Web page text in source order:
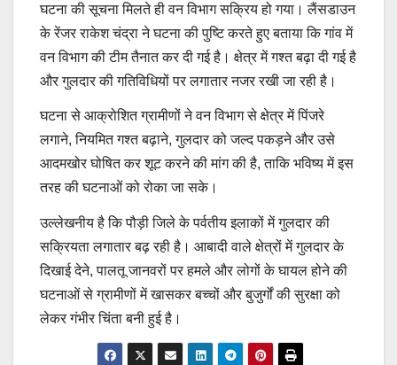
घटना की सूचना मिलते ही वन विभाग सक्रिय हो गया। लैंसडाउन
के रेंजर राकेश चंद्रा ने घटना की पुष्टि करते हुए बताया कि गांव में
वन विभाग की टीम तैनात कर दी गई है। क्षेत्र में गश्त बढ़ा दी गई है
और गुलदार की गतिविधियों पर लगातार नजर रखी जा रही है।
घटना से आक्रोशित ग्रामीणों ने वन विभाग से क्षेत्र में पिंजरे
लगाने, नियमित गश्त बढ़ाने, गुलदार को जल्द पकड़ने और उसे
आदमखोर घोषित कर शूट करने की मांग की है, ताकि भविष्य में इस
तरह की घटनाओं को रोका जा सके।
उल्लेखनीय है कि पौड़ी जिले के पर्वतीय इलाकों में गुलदार की
सक्रियता लगातार बढ़ रही है। आबादी वाले क्षेत्रों में गुलदार के
दिखाई देने, पालतू जानवरों पर हमले और लोगों के घायल होने की
घटनाओं से ग्रामीणों में खासकर बच्चों और बुजुर्गों की सुरक्षा को
लेकर गंभीर चिंता बनी हुई है।